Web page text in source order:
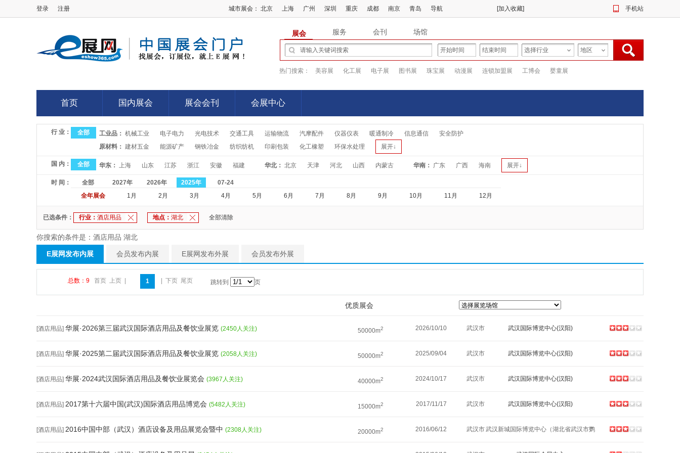
登录 注册 城市展会： 北京 上海 广州 深圳 重庆 成都 南京 青岛 导航 [加入收藏] 手机站
展会 服务 会刊 场馆
热门搜索： 美容展 化工展 电子展 图书展 珠宝展 动漫展 连锁加盟展 工博会 婴童展
首页
首页
国内展会
国内展会
展会会刊
展会会刊
会展中心
会展中心
行 业： 全部 工业品： 机械工业 电子电力 光电技术 交通工具 运输物流 汽摩配件 仪器仪表 暖通制冷 信息通信
安全防护
原材料： 建材五金 能源矿产 钢铁冶金 纺织纺机 印刷包装 化工橡塑 环保水处理 展开↓
国 内： 全部 华东： 上海 山东 江苏 浙江 安徽 福建 华北： 北京 天津 河北 山西 内蒙古 华南： 广东 广西 海南 展开↓
时 间： 全部 2027年 2026年 2025年
07-24
全年展会
1月 2月 3月 4月 5月 6月 7月 8月 9月 10月 11月 12月
已选条件： 行业： 酒店用品 地点： 湖北 全部清除
你搜索的条件是：酒店用品 湖北
E展网发布内展 会员发布内展 E展网发布外展 会员发布外展
总数：9 首页 上页 1 下页 尾页 跳转到 页
优质展会
[酒店用品] 华展·2026第三届武汉国际酒店用品及餐饮业展览 (2450人关注) 50000m2 2026/10/10 武汉市 武汉国际博览中心(汉阳)
[酒店用品] 华展·2025第二届武汉国际酒店用品及餐饮业展览 (2058人关注) 50000m2 2025/09/04 武汉市 武汉国际博览中心(汉阳)
[酒店用品] 华展·2024武汉国际酒店用品及餐饮业展览会 (3967人关注) 40000m2 2024/10/17 武汉市 武汉国际博览中心(汉阳)
[酒店用品] 2017第十六届中国(武汉)国际酒店用品博览会 (5482人关注) 15000m2 2017/11/17 武汉市 武汉国际博览中心(汉阳)
[酒店用品] 2016中国中部（武汉）酒店设备及用品展览会暨中 (2308人关注) 20000m2 2016/06/12 武汉市武汉新城国际博览中心（湖北省武汉市鹦